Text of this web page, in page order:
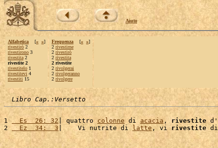
Aiuto
Alfabetica [« »]
rivestirò 2
rivestirono 3
rivestita 2
rivestite 2
rivestitelo 1
rivestitevi 4
rivestiti 15
Frequenza [« »]
2 rivestirne
2 rivestirò
2 rivestita
2 rivestite
2 rivolgerai
2 rivolgeranno
2 rivolgere
Libro Cap.:Versetto
1
  Es  26: 32
| quattro colonne di acacia , rivestite d'
2
  Ez  34:  3
|    Vi nutrite di latte , vi rivestite